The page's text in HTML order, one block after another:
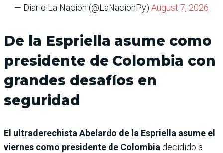
— Diario La Nación (@LaNacionPy) August 7, 2026
De la Espriella asume como
presidente de Colombia con
grandes desafíos en
seguridad
El ultraderechista Abelardo de la Espriella asume el
viernes como presidente de Colombia decidido a